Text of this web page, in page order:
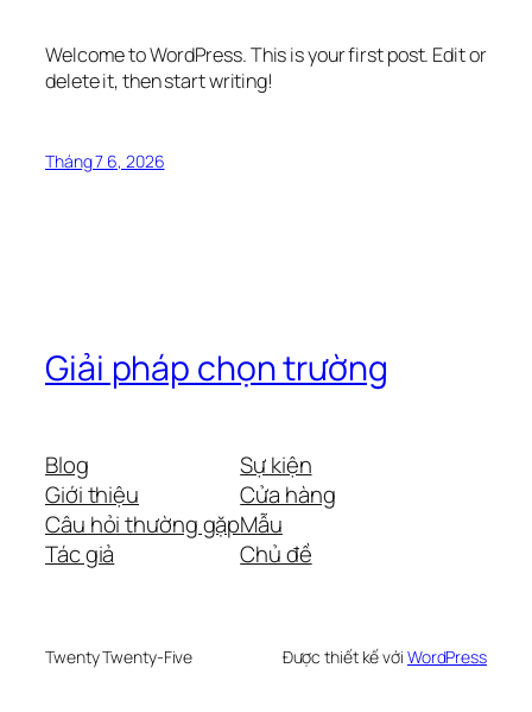
Welcome to WordPress. This is your first post. Edit or
delete it, then start writing!
Tháng 7 6, 2026
Giải pháp chọn trường
Blog
Giới thiệu
Câu hỏi thường gặp
Tác giả
Sự kiện
Cửa hàng
Mẫu
Chủ đề
Twenty Twenty-Five Được thiết kế với WordPress